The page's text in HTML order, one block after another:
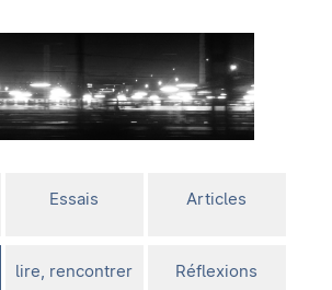
Essais Articles
lire, rencontrer Réflexions